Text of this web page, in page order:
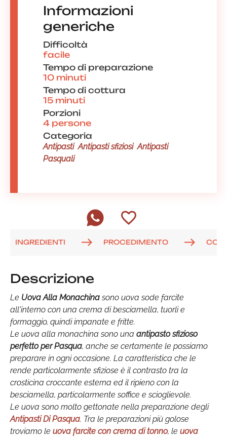
Informazioni
generiche
Difficoltà
facile
Tempo di preparazione
10 minuti
Tempo di cottura
15 minuti
Porzioni
4 persone
Categoria
Antipasti Antipasti sfiziosi Antipasti
Pasquali
INGREDIENTI PROCEDIMENTO
Descrizione
Le Uova Alla Monachinasono uova sode farcite
all'interno con una crema di besciamella, tuorli e
formaggio, quindi impanate e fritte.
Le uova alla monachina sono una antipasto sfizioso
perfetto per Pasqua, anche se certamente le possiamo
preparare in ogni occasione. La caratteristica che le
rende particolarmente sfiziose è il contrasto tra la
crosticina croccante esterna ed il ripieno con la
besciamella, particolarmente soffice e scioglievole.
Le uova sono molto gettonate nella preparazione degli
Antipasti Di Pasqua. Tra le preparazioni più golose
troviamo le uova farcite con crema di tonno, le uova